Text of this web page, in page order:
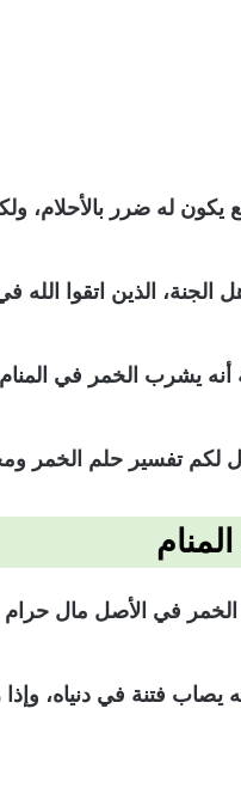
له ضرر بالأحلام،
الذين اتقوا الله في
يشرب الخمر في المنام
لكم تفسير حلم الخمر
في الأصل مال حرام
يصاب فتنة في دنياه،